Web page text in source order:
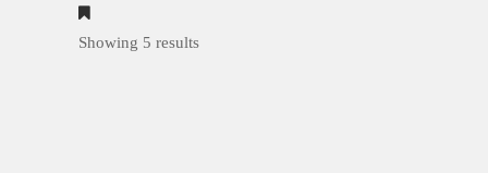
Showing 5 results